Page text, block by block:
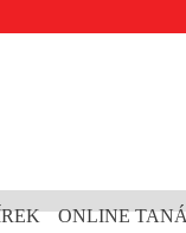
ONLINE